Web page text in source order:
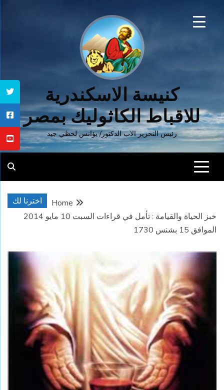
كنيسة الاسكندرية
للاقباط الكاثوليك بمصر
رئيس التحرير الاب الدكتور/ يؤانس لحظي جيد
اخترنا لك
Home
خبز الحياة والقيامة : تأمل في قراءات السبت 10 مايو 2014
الموافق 15 بشنس 1730